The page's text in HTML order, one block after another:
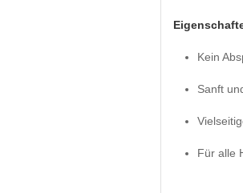
Kein
Sanft
Für alle